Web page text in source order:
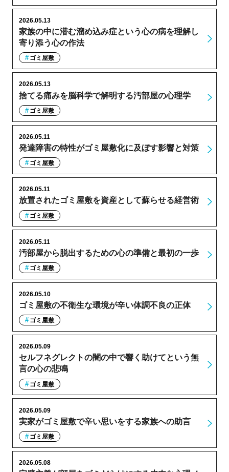
家族の中に潜む溜め込み症という心の病を理解し
寄り添う心の作法
2026.05.13
ゴミ屋敷
捨てる痛みを脳科学で解明する汚部屋の心理学
2026.05.13
ゴミ屋敷
発達障害の特性がゴミ屋敷化に及ぼす影響と対策
2026.05.11
ゴミ屋敷
放置されたゴミ屋敷を資産として蘇らせる経営術
2026.05.11
ゴミ屋敷
汚部屋から脱出するための心の準備と最初の一歩
2026.05.11
ゴミ屋敷
ゴミ屋敷の不衛生な環境が辛い体調不良の正体
2026.05.10
ゴミ屋敷
セルフネグレクトの闇の中で響く助けてという無
言の心の悲鳴
2026.05.09
ゴミ屋敷
実家がゴミ屋敷で辛い思いをする家族への助言
2026.05.09
ゴミ屋敷
2026.05.08